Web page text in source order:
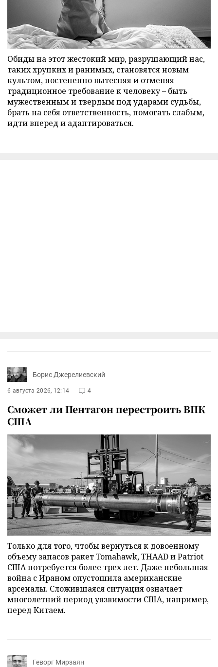
Обиды на этот жестокий мир, разрушающий нас,
таких хрупких и ранимых, становятся новым
культом, постепенно вытесняя и отменяя
традиционное требование к человеку – быть
мужественным и твердым под ударами судьбы,
брать на себя ответственность, помогать слабым,
идти вперед и адаптироваться.
Борис Джерелиевский
6 августа 2026, 12:14 4
Сможет ли Пентагон перестроить ВПК
США
Только для того, чтобы вернуться к довоенному
объему запасов ракет Tomahawk, THAAD и Patriot
США потребуется более трех лет. Даже небольшая
война с Ираном опустошила американские
арсеналы. Сложившаяся ситуация означает
многолетний период уязвимости США, например,
перед Китаем.
Геворг Мирзаян